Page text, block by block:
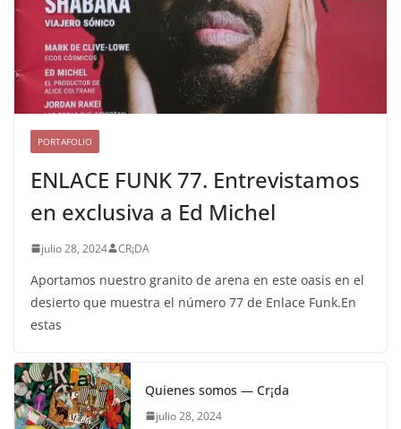
PORTAFOLIO
ENLACE FUNK 77. Entrevistamos
en exclusiva a Ed Michel
julio 28, 2024 CR¡DA
Aportamos nuestro granito de arena en este oasis en el
desierto que muestra el número 77 de Enlace Funk.En
estas
Quienes somos — Cr¡da
julio 28, 2024